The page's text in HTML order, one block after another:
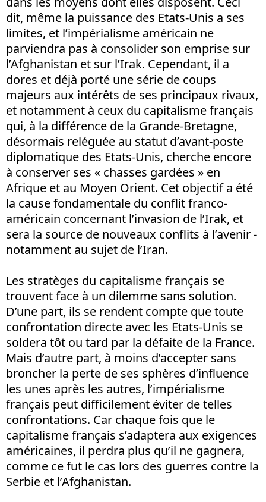
dit, même la puissance des Etats-Unis a ses
limites, et l’impérialisme américain ne
parviendra pas à consolider son emprise sur
l’Afghanistan et sur l’Irak. Cependant, il a
dores et déjà porté une série de coups
majeurs aux intérêts de ses principaux rivaux,
et notamment à ceux du capitalisme français
qui, à la différence de la Grande-Bretagne,
désormais reléguée au statut d’avant-poste
diplomatique des Etats-Unis, cherche encore
à conserver ses « chasses gardées » en
Afrique et au Moyen Orient. Cet objectif a été
la cause fondamentale du conflit franco-
américain concernant l’invasion de l’Irak, et
sera la source de nouveaux conflits à l’avenir -
notamment au sujet de l’Iran.
Les stratèges du capitalisme français se
trouvent face à un dilemme sans solution.
D’une part, ils se rendent compte que toute
confrontation directe avec les Etats-Unis se
soldera tôt ou tard par la défaite de la France.
Mais d’autre part, à moins d’accepter sans
broncher la perte de ses sphères d’influence
les unes après les autres, l’impérialisme
français peut difficilement éviter de telles
confrontations. Car chaque fois que le
capitalisme français s’adaptera aux exigences
américaines, il perdra plus qu’il ne gagnera,
comme ce fut le cas lors des guerres contre la
Serbie et l’Afghanistan.